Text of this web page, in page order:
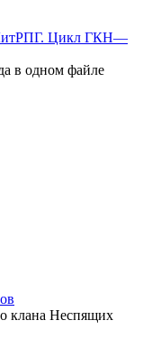
Цикл ГКН—
в одном файле
клана Неспящих